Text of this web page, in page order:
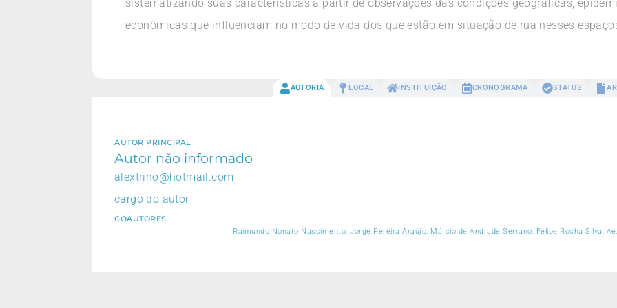
sistematizando suas características a partir de observações das condições geográficas,
econômicas que influenciam no modo de vida dos que estão em situação de rua nesses
AUTORIA LOCAL INSTITUIÇÃO CRONOGRAMA STATUS
AUTOR PRINCIPAL
Autor não informado
alextrino@hotmail.com
cargo do autor
COAUTORES
Raimundo Nonato Nascimento, Jorge Pereira Araújo, Márcio de Andrade Serrano, Felipe Rocha Silva,